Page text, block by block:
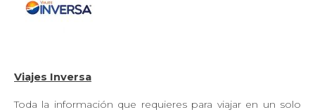
Viajes Inversa
Toda la información que requieres para viajar en un solo